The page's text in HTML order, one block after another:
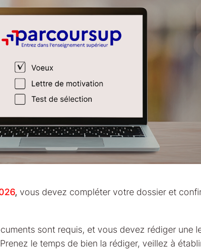
, vous devez compléter votre dossier et
sont requis, et vous devez rédiger une
le temps de bien la rédiger, veillez à